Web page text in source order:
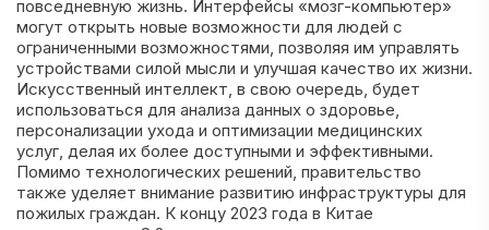
повседневную жизнь. Интерфейсы «мозг-компьютер»
могут открыть новые возможности для людей с
ограниченными возможностями, позволяя им управлять
устройствами силой мысли и улучшая качество их жизни.
Искусственный интеллект, в свою очередь, будет
использоваться для анализа данных о здоровье,
персонализации ухода и оптимизации медицинских
услуг, делая их более доступными и эффективными.
Помимо технологических решений, правительство
также уделяет внимание развитию инфраструктуры для
пожилых граждан. К концу 2023 года в Китае